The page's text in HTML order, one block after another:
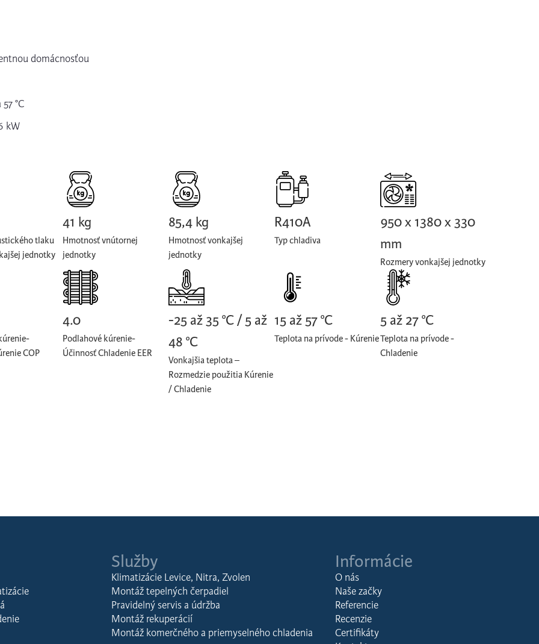
domácnosťou
°C
kW
tlaku
jednotky
41 kg
Hmotnosť vnútornej
jednotky
85,4 kg
Hmotnosť vonkajšej
jednotky
R410A
Typ chladiva
950 x 1380 x 330
mm
Rozmery vonkajšej jednotky
COP
4.0
Podlahové kúrenie-
Účinnosť Chladenie EER
-25 až 35 °C / 5 až
48 °C
Vonkajšia teplota –
Rozmedzie použitia Kúrenie
/ Chladenie
15 až 57 °C
Teplota na prívode - Kúrenie
5 až 27 °C
Teplota na prívode -
Chladenie
Služby
Klimatizácie Levice, Nitra, Zvolen
Montáž tepelných čerpadiel
Pravidelný servis a údržba
Montáž rekuperácií
Montáž komerčného a priemyselného chladenia
Informácie
O nás
Naše začky
Referencie
Recenzie
Certifikáty